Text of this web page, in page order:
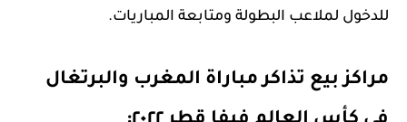
للدخول لملاعب البطولة ومتابعة المباريات.
مراكز بيع تذاكر مباراة المغرب والبرتغال